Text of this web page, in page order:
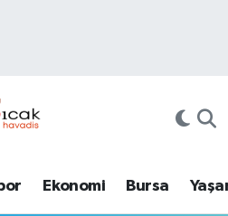
Ekonomi Bursa